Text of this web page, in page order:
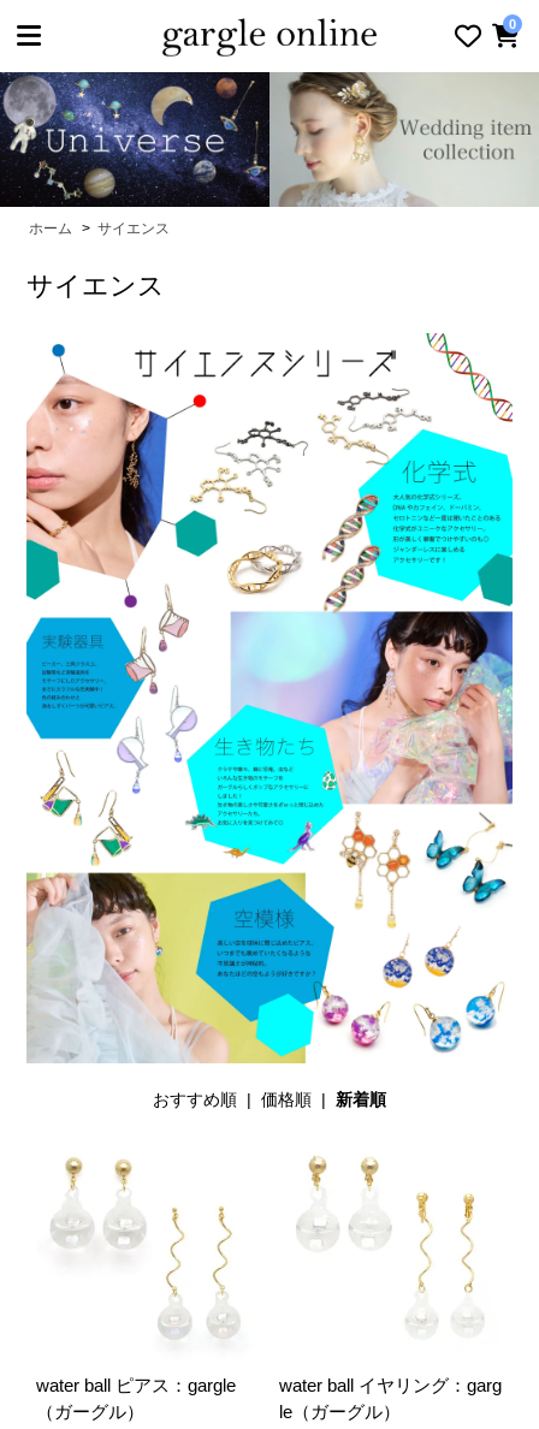
0
ホーム > サイエンス
サイエンス
おすすめ順 | 価格順 | 新着順
water ball ピアス：gargle
（ガーグル）
water ball イヤリング：garg
le（ガーグル）